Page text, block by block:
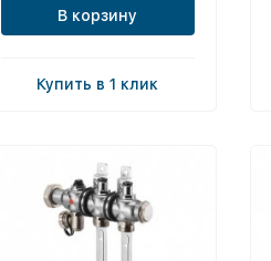
В корзину
Купить в 1 клик